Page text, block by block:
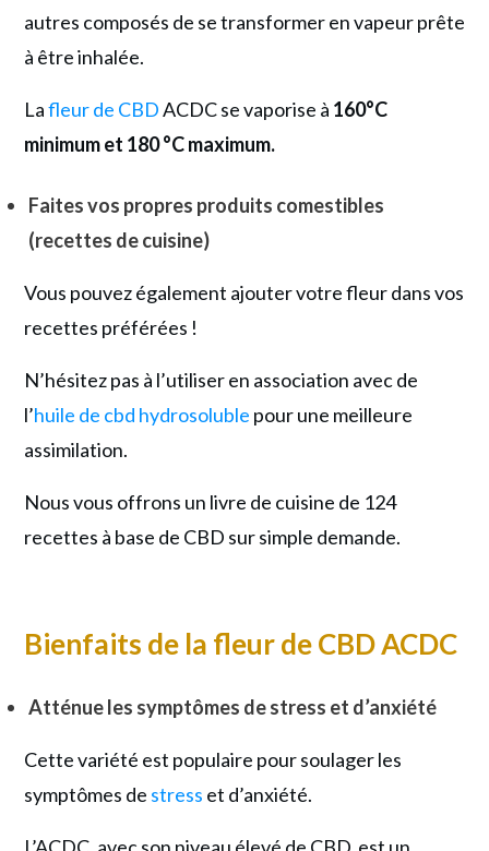
autres composés de se transformer en vapeur prête
à être inhalée.
Lafleur de CBDACDC se vaporise à 160°C
minimum et 180 °C maximum.
Faites vos propres produits comestibles
(recettes de cuisine)
Vous pouvez également ajouter votre fleur dans vos
recettes préférées !
N’hésitez pas à l’utiliser en association avec de
l’huile de cbd hydrosoluble pour une meilleure
assimilation.
Nous vous offrons un livre de cuisine de 124
recettes à base de CBD sur simple demande.
Bienfaits de la fleur de CBD ACDC
Atténue les symptômes de stress et d’anxiété
Cette variété est populaire pour soulager les
symptômes de stress et d’anxiété.